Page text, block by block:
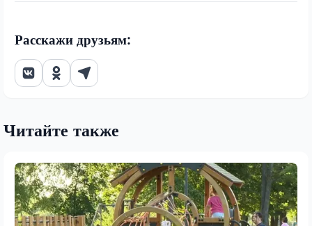
Расскажи друзьям:
Читайте также